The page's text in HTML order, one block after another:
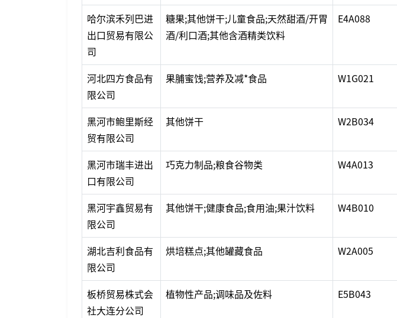
哈尔滨禾列巴进
出口贸易有限公
司
糖果;其他饼干;儿童食品;天然甜酒/开胃
酒/利口酒;其他含酒精类饮料
E4A088
河北四方食品有
限公司
果脯蜜饯;营养及减*食品 W1G021
黑河市鲍里斯经
贸有限公司
其他饼干 W2B034
黑河市瑞丰进出
口有限公司
巧克力制品;粮食谷物类 W4A013
黑河宇鑫贸易有
限公司
其他饼干;健康食品;食用油;果汁饮料 W4B010
湖北吉利食品有
限公司
烘培糕点;其他罐藏食品 W2A005
板桥贸易株式会
社大连分公司
植物性产品;调味品及佐料 E5B043